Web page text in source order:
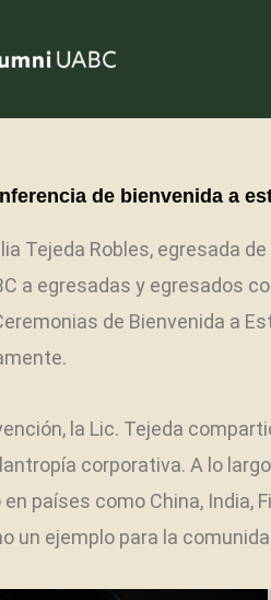
de bienvenida a
Tejeda Robles, egresada
a egresadas y egresados
de Bienvenida a
la Lic. Tejeda
corporativa. A lo
países como China, India,
un ejemplo para la